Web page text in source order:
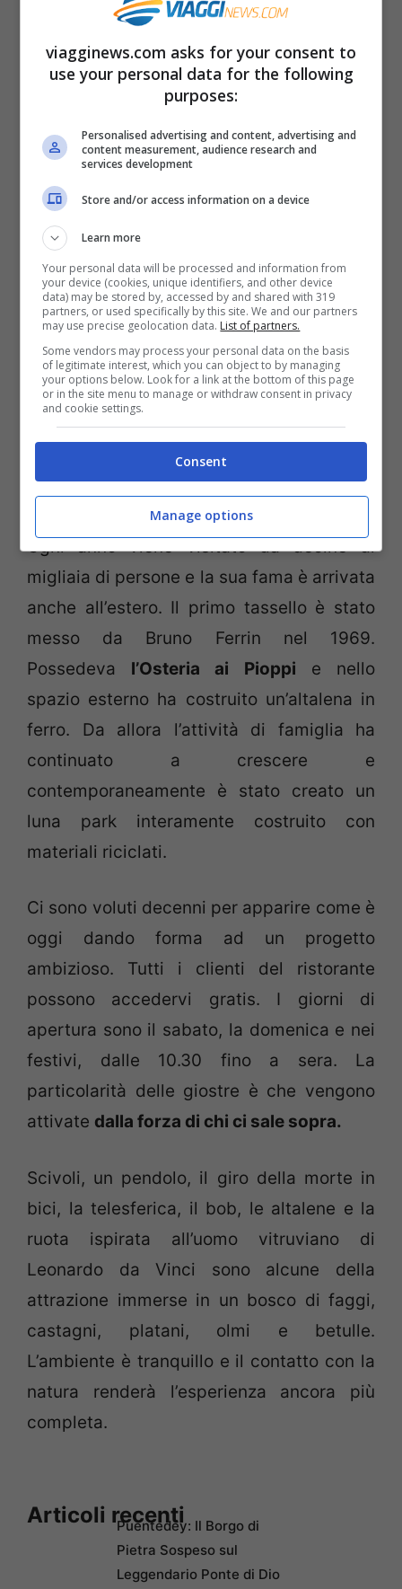
dell’ambiente e del nostro pianeta. Un
luogo in cui divertirsi in modo genuino,
sano e circondati dalla natura. Il luna park
sostenibile ai più famosi parchi
divertimento prima citati.
scopriamolo Fonte Fb Osteria ai Pioppi (Viagginews.com)
Ogni anno viene visitato da decine di
migliaia di persone e la sua fama è arrivata
anche all’estero. Il primo tassello è stato
messo da Bruno Ferrin nel 1969.
Possedeva l’Osteria ai Pioppi e nello
spazio esterno ha costruito un’altalena in
ferro. Da allora l’attività di famiglia ha
continuato a crescere e
contemporaneamente è stato creato un
luna park interamente costruito con
materiali riciclati.
Ci sono voluti decenni per apparire come è
oggi dando forma ad un progetto
ambizioso. Tutti i clienti del ristorante
possono accedervi gratis. I giorni di
apertura sono il sabato, la domenica e nei
festivi, dalle 10.30 fino a sera. La
particolarità delle giostre è che vengono
attivate dalla forza di chi ci sale sopra.
Scivoli, un pendolo, il giro della morte in
bici, la telesferica, il bob, le altalene e la
ruota ispirata all’uomo vitruviano di
Leonardo da Vinci sono alcune della
attrazione immerse in un bosco di faggi,
castagni, platani, olmi e betulle.
L’ambiente è tranquillo e il contatto con la
natura renderà l’esperienza ancora più
completa.
Articoli recentiPuentedey: Il Borgo di
Pietra Sospeso sul
Leggendario Ponte di Dio
viagginews.com asks for your consent to
use your personal data for the following
purposes:
Personalised advertising and content, advertising and
content measurement, audience research and
services development
Store and/or access information on a device
Learn more
Your personal data will be processed and information from
your device (cookies, unique identifiers, and other device
data) may be stored by, accessed by and shared with 319
partners, or used specifically by this site. We and our partners
may use precise geolocation data. List of partners.
Some vendors may process your personal data on the basis
of legitimate interest, which you can object to by managing
your options below. Look for a link at the bottom of this page
or in the site menu to manage or withdraw consent in privacy
and cookie settings.
Consent
Manage options